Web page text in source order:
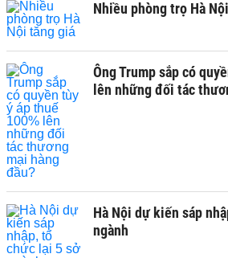
Nhiều phòng trọ Hà
Ông Trump sắp có
lên những đối tác
Hà Nội dự kiến sáp
ngành